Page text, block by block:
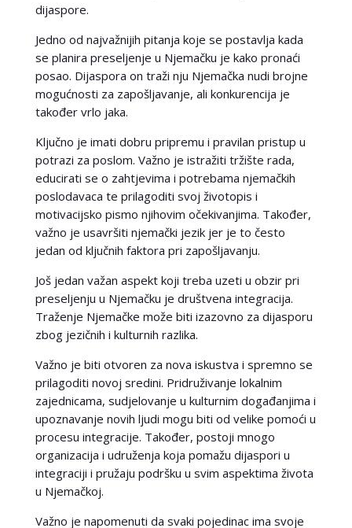
dijaspore.
Jedno od najvažnijih pitanja koje se postavlja kada
se planira preseljenje u Njemačku je kako pronaći
posao. Dijaspora on traži nju Njemačka nudi brojne
mogućnosti za zapošljavanje, ali konkurencija je
također vrlo jaka.
Ključno je imati dobru pripremu i pravilan pristup u
potrazi za poslom. Važno je istražiti tržište rada,
educirati se o zahtjevima i potrebama njemačkih
poslodavaca te prilagoditi svoj životopis i
motivacijsko pismo njihovim očekivanjima. Također,
važno je usavršiti njemački jezik jer je to često
jedan od ključnih faktora pri zapošljavanju.
Još jedan važan aspekt koji treba uzeti u obzir pri
preseljenju u Njemačku je društvena integracija.
Traženje Njemačke može biti izazovno za dijasporu
zbog jezičnih i kulturnih razlika.
Važno je biti otvoren za nova iskustva i spremno se
prilagoditi novoj sredini. Pridruživanje lokalnim
zajednicama, sudjelovanje u kulturnim događanjima i
upoznavanje novih ljudi mogu biti od velike pomoći u
procesu integracije. Također, postoji mnogo
organizacija i udruženja koja pomažu dijaspori u
integraciji i pružaju podršku u svim aspektima života
u Njemačkoj.
Važno je napomenuti da svaki pojedinac ima svoje